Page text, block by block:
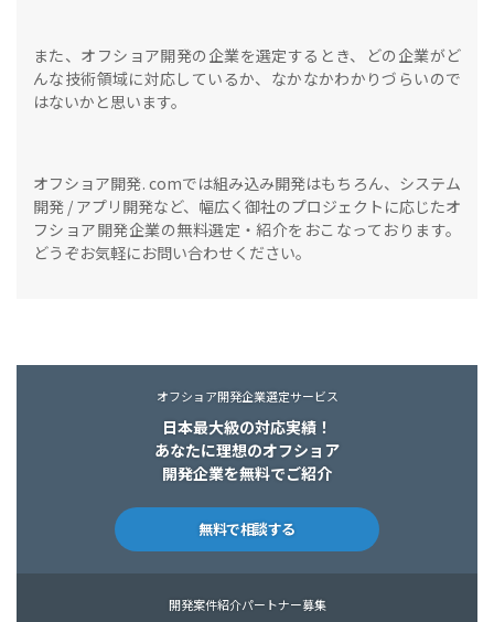
また、オフショア開発の企業を選定するとき、どの企業がど
んな技術領域に対応しているか、なかなかわかりづらいので
はないかと思います。
オフショア開発. comでは組み込み開発はもちろん、システム
開発 / アプリ開発など、幅広く御社のプロジェクトに応じたオ
フショア開発企業の無料選定・紹介をおこなっております。
どうぞお気軽にお問い合わせください。
オフショア開発企業選定サービス
日本最大級の対応実績！
あなたに理想のオフショア
開発企業を無料でご紹介
無料で相談する
開発案件紹介パートナー募集